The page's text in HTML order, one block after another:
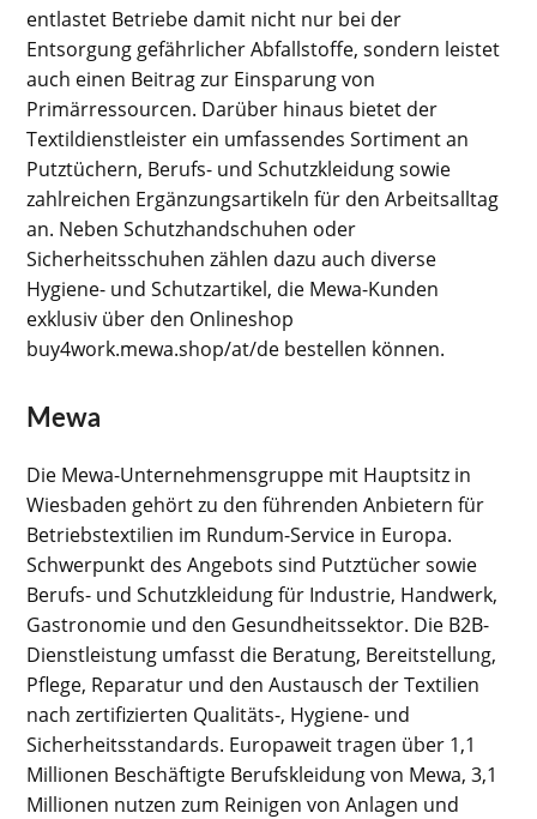
entlastet Betriebe damit nicht nur bei der
Entsorgung gefährlicher Abfallstoffe, sondern leistet
auch einen Beitrag zur Einsparung von
Primärressourcen. Darüber hinaus bietet der
Textildienstleister ein umfassendes Sortiment an
Putztüchern, Berufs- und Schutzkleidung sowie
zahlreichen Ergänzungsartikeln für den Arbeitsalltag
an. Neben Schutzhandschuhen oder
Sicherheitsschuhen zählen dazu auch diverse
Hygiene- und Schutzartikel, die Mewa-Kunden
exklusiv über den Onlineshop
buy4work.mewa.shop/at/de bestellen können.
Mewa
Die Mewa-Unternehmensgruppe mit Hauptsitz in
Wiesbaden gehört zu den führenden Anbietern für
Betriebstextilien im Rundum-Service in Europa.
Schwerpunkt des Angebots sind Putztücher sowie
Berufs- und Schutzkleidung für Industrie, Handwerk,
Gastronomie und den Gesundheitssektor. Die B2B-
Dienstleistung umfasst die Beratung, Bereitstellung,
Pflege, Reparatur und den Austausch der Textilien
nach zertifizierten Qualitäts-, Hygiene- und
Sicherheitsstandards. Europaweit tragen über 1,1
Millionen Beschäftigte Berufskleidung von Mewa, 3,1
Millionen nutzen zum Reinigen von Anlagen und